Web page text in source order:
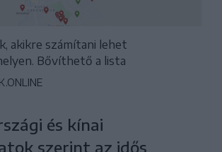
akikre számítani lehet
Bővíthető a lista
és kínai
szerint az idős